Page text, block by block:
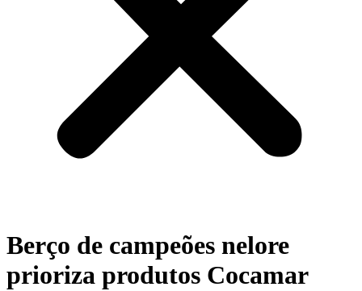
Berço de campeões nelore
prioriza produtos Cocamar